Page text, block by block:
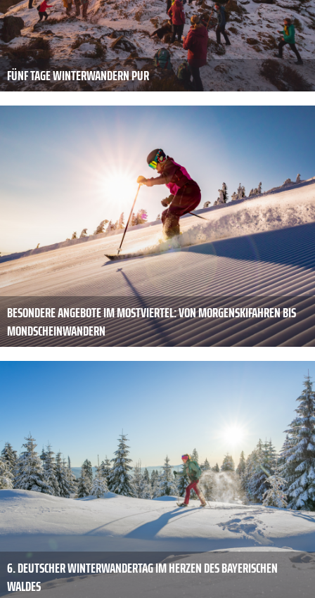
FÜNF TAGE WINTERWANDERN PUR
BESONDERE ANGEBOTE IM MOSTVIERTEL: VON MORGENSKIFAHREN BIS
MONDSCHEINWANDERN
6. DEUTSCHER WINTERWANDERTAG IM HERZEN DES BAYERISCHEN
WALDES